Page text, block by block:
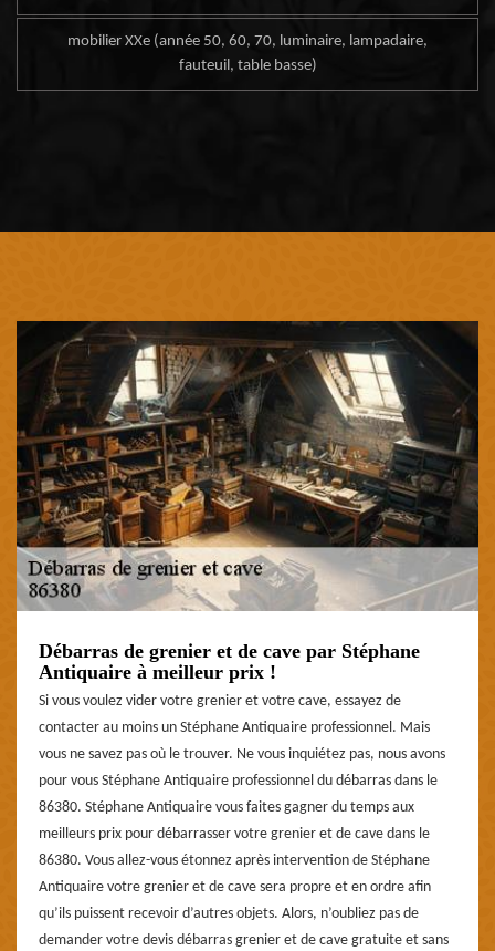
mobilier XXe (année 50, 60, 70, luminaire, lampadaire,
fauteuil, table basse)
Débarras de grenier et de cave par Stéphane
Antiquaire à meilleur prix !
Si vous voulez vider votre grenier et votre cave, essayez de
contacter au moins un Stéphane Antiquaire professionnel. Mais
vous ne savez pas où le trouver. Ne vous inquiétez pas, nous avons
pour vous Stéphane Antiquaire professionnel du débarras dans le
86380. Stéphane Antiquaire vous faites gagner du temps aux
meilleurs prix pour débarrasser votre grenier et de cave dans le
86380. Vous allez-vous étonnez après intervention de Stéphane
Antiquaire votre grenier et de cave sera propre et en ordre afin
qu’ils puissent recevoir d’autres objets. Alors, n’oubliez pas de
demander votre devis débarras grenier et de cave gratuite et sans